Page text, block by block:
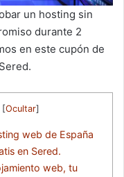
un hosting sin
durante 2
en este cupón de
[Ocultar]
web de España
en Sered.
web, tu